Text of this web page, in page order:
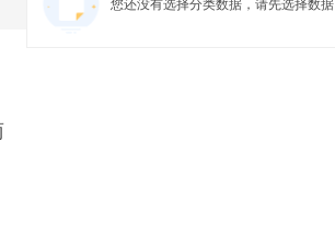
您还没有选择分类数据，请先选择数据